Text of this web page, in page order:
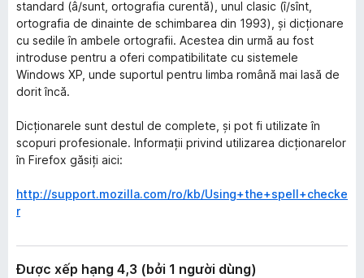
standard (â/sunt, ortografia curentă), unul clasic (î/sînt,
ortografia de dinainte de schimbarea din 1993), și dicționare
cu sedile în ambele ortografii. Acestea din urmă au fost
introduse pentru a oferi compatibilitate cu sistemele
Windows XP, unde suportul pentru limba română mai lasă de
dorit încă.
Dicționarele sunt destul de complete, și pot fi utilizate în
scopuri profesionale. Informații privind utilizarea dicționarelor
în Firefox găsiți aici:
http://support.mozilla.com/ro/kb/Using+the+spell+checke
r
Được xếp hạng 4,3 (bởi 1 người dùng)